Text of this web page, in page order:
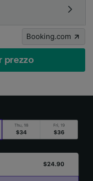
Booking.com
prezzo